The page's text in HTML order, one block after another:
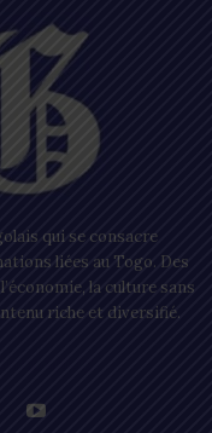
qui se consacre
liées au Togo. Des
la culture sans
riche et diversifié.